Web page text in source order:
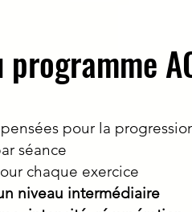
pour la
séance
chaque exercice
niveau intermédiaire